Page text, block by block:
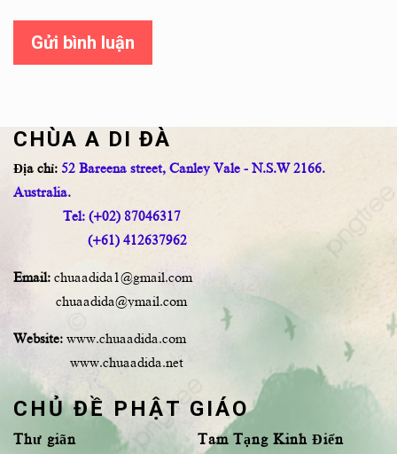
Gửi bình luận
CHÙA A DI ĐÀ
Địa chỉ: 52 Bareena street, Canley Vale - N.S.W 2166.
Australia.
Tel: (+02) 87046317
(+61) 412637962
Email: chuaadida1@gmail.com
chuaadida@ymail.com
Website: www.chuaadida.com
www.chuaadida.net
CHỦ ĐỀ PHẬT GIÁO
Thư giãn Tam Tạng Kinh Điển